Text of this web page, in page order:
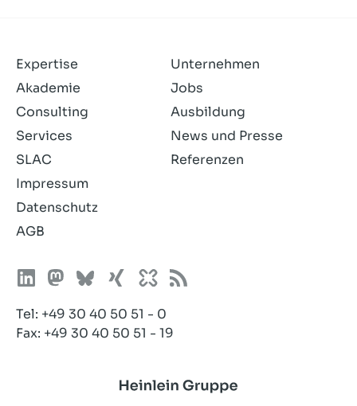
Expertise
Akademie
Consulting
Services
SLAC
Unternehmen
Jobs
Ausbildung
News und Presse
Referenzen
Impressum
Datenschutz
AGB
Tel: +49 30 40 50 51 - 0
Fax: +49 30 40 50 51 - 19